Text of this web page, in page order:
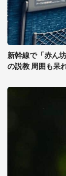
新幹線で「赤ん
の説教 周囲も呆